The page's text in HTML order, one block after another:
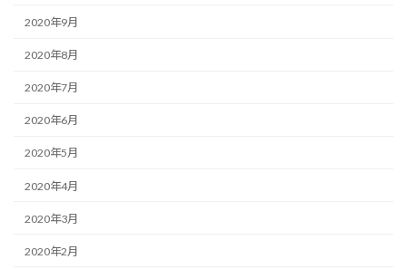
2020年9月
2020年8月
2020年7月
2020年6月
2020年5月
2020年4月
2020年3月
2020年2月